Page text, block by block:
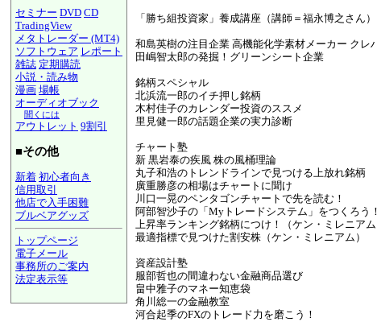
セミナー DVD CD
TradingView
メタトレーダー (MT4)
ソフトウェア レポート
雑誌 定期購読
小説・読み物
漫画 場帳
オーディオブック
聞くには
アウトレット 9割引
■その他
新着 初心者向き
信用取引
他店で入手困難
ブルベアグッズ
トップページ
電子メール
事務所のご案内
法定表示等
「勝ち組投資家」養成講座（講師＝福永博之さん）
和島英樹の注目企業 高機能化学素材メーカー クレ
田嶋智太郎の発掘！グリーンシート企業
銘柄スペシャル
北浜流一郎のイチ押し銘柄
木村佳子のカレンダー投資のススメ
里見健一郎の話題企業の実力診断
チャート塾
新 黒岩泰の疾風 株の風桶理論
丸子和浩のトレンドラインで見つける上放れ銘柄
廣重勝彦の相場はチャートに聞け
川口一晃のペンタゴンチャートで先を読む！
阿部智沙子の「Myトレードシステム」をつくろう！
上昇率ランキング銘柄につけ！（ケン・ミレニアム
最適指標で見つけた割安株（ケン・ミレニアム）
資産設計塾
服部哲也の間違わない金融商品選び
畠中雅子のマネー知恵袋
角川総一の金融教室
河合起季のFXのトレード力を磨こう！